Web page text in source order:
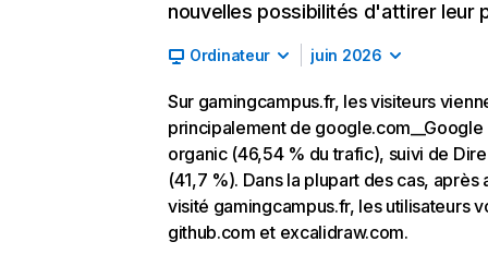
nouvelles possibilités d'attirer leur
Ordinateur juin 2026
Sur gamingcampus.fr, les visiteurs
principalement de google.com__Google
organic (46,54 % du trafic), suivi de
(41,7 %). Dans la plupart des cas, après
visité gamingcampus.fr, les utilisateurs
github.com et excalidraw.com.